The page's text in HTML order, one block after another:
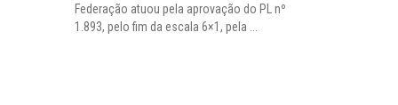
Federação atuou pela aprovação do PL nº
1.893, pelo fim da escala 6×1, pela ...